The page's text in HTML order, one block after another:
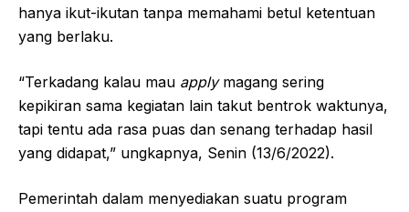
hanya ikut-ikutan tanpa memahami betul ketentuan
yang berlaku.
“Terkadang kalau mau applymagang sering
kepikiran sama kegiatan lain takut bentrok waktunya,
tapi tentu ada rasa puas dan senang terhadap hasil
yang didapat,” ungkapnya, Senin (13/6/2022).
Pemerintah dalam menyediakan suatu program